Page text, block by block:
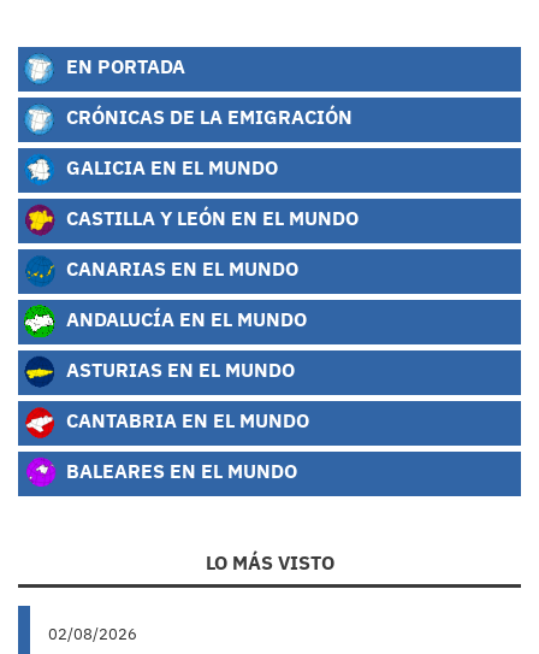
EN PORTADA
CRÓNICAS DE LA EMIGRACIÓN
GALICIA EN EL MUNDO
CASTILLA Y LEÓN EN EL MUNDO
CANARIAS EN EL MUNDO
ANDALUCÍA EN EL MUNDO
ASTURIAS EN EL MUNDO
CANTABRIA EN EL MUNDO
BALEARES EN EL MUNDO
LO MÁS VISTO
02/08/2026